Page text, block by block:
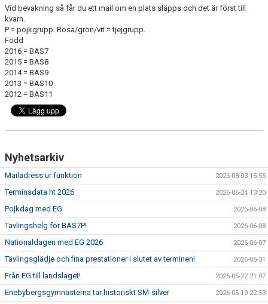
OM ENEBYBERGSGYMNASTERNA
ENGAGEMANG
NYHETER
POLICY & DOKUMENT
KANSLIET
VÅRA ANSTÄLLDA LEDARE
VALBEREDNING
LAGFÖRÄLDRAR
FRÅGOR & SVAR
Vid bevakning så får du ett mail om en plats släpps och det är först till
kvarn.
P = pojkgrupp. Rosa/grön/vit = tjejgrupp.
Född
2016 = BAS7
2015 = BAS8
2014 = BAS9
2013 = BAS10
2012 = BAS11
Nyhetsarkiv
Mailadress ur funktion 2026-08-03 15:55
Terminsdata ht 2026 2026-06-24 13:20
Pojkdag med EG 2026-06-08
Tävlingshelg för BAS7P! 2026-06-08
Nationaldagen med EG 2026 2026-06-07
Tävlingsglädje och fina prestationer i slutet av terminen! 2026-05-31
Från EG till landslaget! 2026-05-27 21:07
Enebybergsgymnasterna tar historiskt SM-silver 2026-05-19 22:53